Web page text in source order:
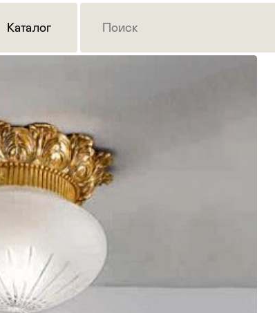
Каталог